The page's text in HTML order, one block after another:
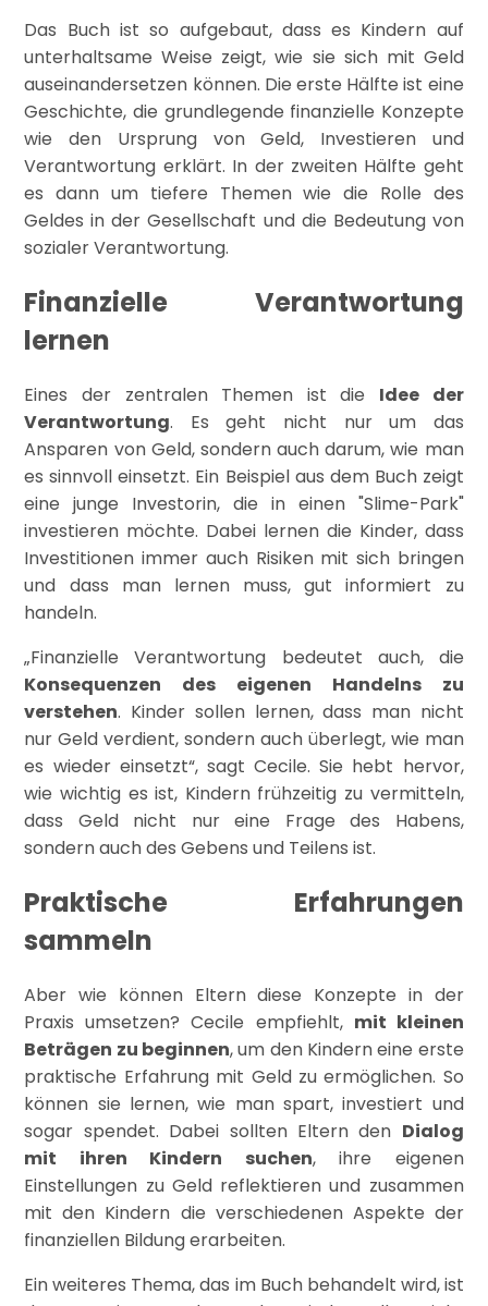
Das Buch ist so aufgebaut, dass es Kindern auf
unterhaltsame Weise zeigt, wie sie sich mit Geld
auseinandersetzen können. Die erste Hälfte ist eine
Geschichte, die grundlegende finanzielle Konzepte
wie den Ursprung von Geld, Investieren und
Verantwortung erklärt. In der zweiten Hälfte geht
es dann um tiefere Themen wie die Rolle des
Geldes in der Gesellschaft und die Bedeutung von
sozialer Verantwortung.
Finanzielle Verantwortung
lernen
Eines der zentralen Themen ist die Idee der
Verantwortung. Es geht nicht nur um das
Ansparen von Geld, sondern auch darum, wie man
es sinnvoll einsetzt. Ein Beispiel aus dem Buch zeigt
eine junge Investorin, die in einen "Slime-Park"
investieren möchte. Dabei lernen die Kinder, dass
Investitionen immer auch Risiken mit sich bringen
und dass man lernen muss, gut informiert zu
handeln.
„Finanzielle Verantwortung bedeutet auch, die
Konsequenzen des eigenen Handelns zu
verstehen. Kinder sollen lernen, dass man nicht
nur Geld verdient, sondern auch überlegt, wie man
es wieder einsetzt“, sagt Cecile. Sie hebt hervor,
wie wichtig es ist, Kindern frühzeitig zu vermitteln,
dass Geld nicht nur eine Frage des Habens,
sondern auch des Gebens und Teilens ist.
Praktische Erfahrungen
sammeln
Aber wie können Eltern diese Konzepte in der
Praxis umsetzen? Cecile empfiehlt, mit kleinen
Beträgen zu beginnen, um den Kindern eine erste
praktische Erfahrung mit Geld zu ermöglichen. So
können sie lernen, wie man spart, investiert und
sogar spendet. Dabei sollten Eltern den Dialog
mit ihren Kindern suchen, ihre eigenen
Einstellungen zu Geld reflektieren und zusammen
mit den Kindern die verschiedenen Aspekte der
finanziellen Bildung erarbeiten.
Ein weiteres Thema, das im Buch behandelt wird, ist